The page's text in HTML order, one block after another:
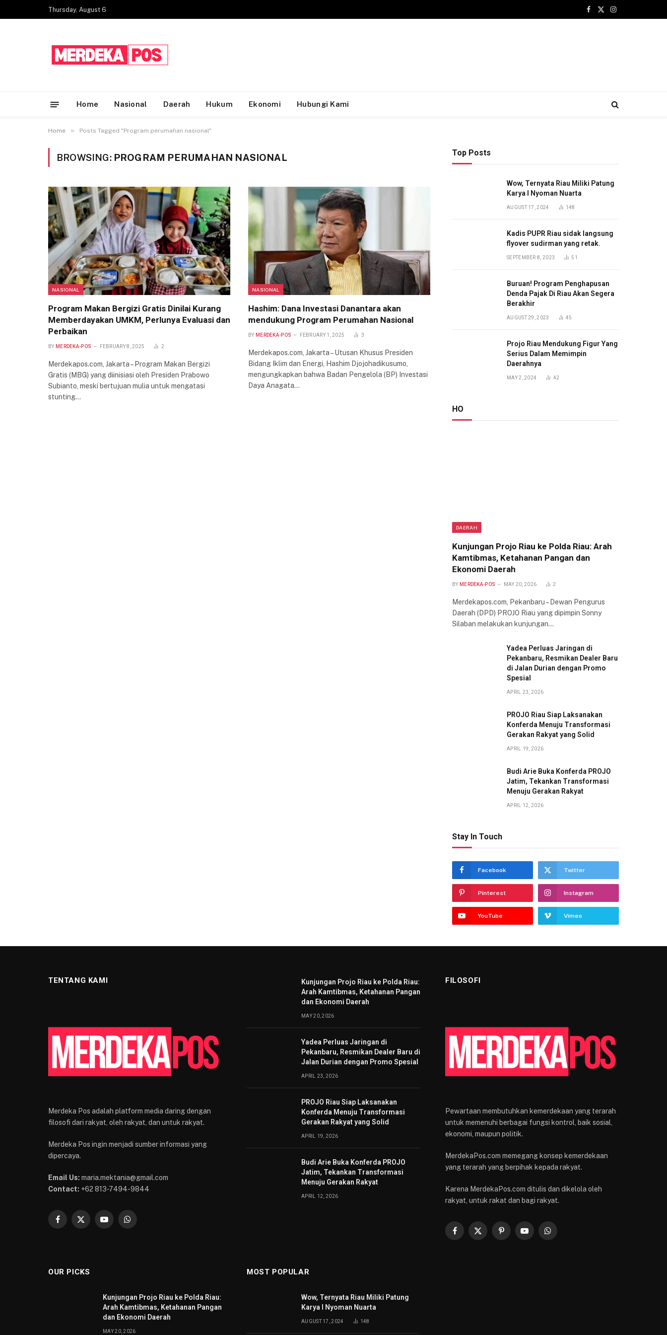
Thursday, August 6
Facebook
X
Instagram
Home Nasional Daerah Hukum Ekonomi Hubungi Kami
Home » Posts Tagged "Program perumahan nasional"
BROWSING: PROGRAM PERUMAHAN NASIONAL
NASIONAL
Program Makan Bergizi Gratis Dinilai Kurang
Memberdayakan UMKM, Perlunya Evaluasi dan
Perbaikan
BY MERDEKA-POS FEBRUARY 8, 2025 2
Merdekapos.com, Jakarta – Program Makan Bergizi
Gratis (MBG) yang diinisiasi oleh Presiden Prabowo
Subianto, meski bertujuan mulia untuk mengatasi
stunting…
NASIONAL
Hashim: Dana Investasi Danantara akan
mendukung Program Perumahan Nasional
BY MERDEKA-POS FEBRUARY 1, 2025 3
Merdekapos.com, Jakarta – Utusan Khusus Presiden
Bidang Iklim dan Energi, Hashim Djojohadikusumo,
mengungkapkan bahwa Badan Pengelola (BP) Investasi
Daya Anagata…
Top Posts
Wow, Ternyata Riau Miliki Patung
Karya I Nyoman Nuarta
AUGUST 17, 2024 148
Kadis PUPR Riau sidak langsung
flyover sudirman yang retak.
SEPTEMBER 8, 2023 51
Buruan! Program Penghapusan
Denda Pajak Di Riau Akan Segera
Berakhir
AUGUST 29, 2023 45
Projo Riau Mendukung Figur Yang
Serius Dalam Memimpin
Daerahnya
MAY 2, 2024 42
HO
DAERAH
Kunjungan Projo Riau ke Polda Riau: Arah
Kamtibmas, Ketahanan Pangan dan
Ekonomi Daerah
BY MERDEKA-POS MAY 20, 2026 2
Merdekapos.com, Pekanbaru – Dewan Pengurus
Daerah (DPD) PROJO Riau yang dipimpin Sonny
Silaban melakukan kunjungan…
Yadea Perluas Jaringan di
Pekanbaru, Resmikan Dealer Baru
di Jalan Durian dengan Promo
Spesial
APRIL 23, 2026
PROJO Riau Siap Laksanakan
Konferda Menuju Transformasi
Gerakan Rakyat yang Solid
APRIL 19, 2026
Budi Arie Buka Konferda PROJO
Jatim, Tekankan Transformasi
Menuju Gerakan Rakyat
APRIL 12, 2026
Stay In Touch
Facebook Twitter
Pinterest Instagram
YouTube Vimeo
TENTANG KAMI
Merdeka Pos adalah platform media daring dengan
filosofi dari rakyat, oleh rakyat, dan untuk rakyat.
Merdeka Pos ingin menjadi sumber informasi yang
dipercaya.
Email Us: maria.mektania@gmail.com
Contact: +62 813-7494-9844
Facebook
X
YouTubeWhatsApp
Kunjungan Projo Riau ke Polda Riau:
Arah Kamtibmas, Ketahanan Pangan
dan Ekonomi Daerah
MAY 20, 2026
Yadea Perluas Jaringan di
Pekanbaru, Resmikan Dealer Baru di
Jalan Durian dengan Promo Spesial
APRIL 23, 2026
PROJO Riau Siap Laksanakan
Konferda Menuju Transformasi
Gerakan Rakyat yang Solid
APRIL 19, 2026
Budi Arie Buka Konferda PROJO
Jatim, Tekankan Transformasi
Menuju Gerakan Rakyat
APRIL 12, 2026
FILOSOFI
Pewartaan membutuhkan kemerdekaan yang terarah
untuk memenuhi berbagai fungsi kontrol, baik sosial,
ekonomi, maupun politik.
MerdekaPos.com memegang konsep kemerdekaan
yang terarah yang berpihak kepada rakyat.
Karena MerdekaPos.com ditulis dan dikelola oleh
rakyat, untuk rakat dan bagi rakyat.
Facebook
X
PinterestYouTubeWhatsApp
OUR PICKS
Kunjungan Projo Riau ke Polda Riau:
Arah Kamtibmas, Ketahanan Pangan
dan Ekonomi Daerah
MAY 20, 2026
MOST POPULAR
Wow, Ternyata Riau Miliki Patung
Karya I Nyoman Nuarta
AUGUST 17, 2024 148